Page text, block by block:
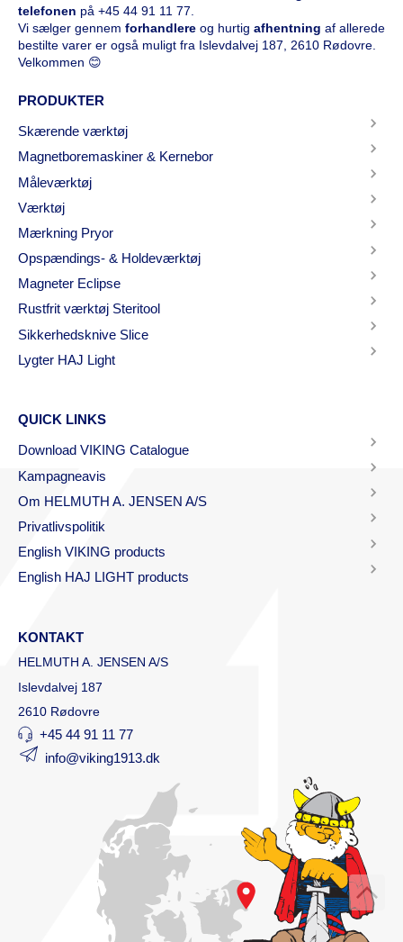
telefonen på +45 44 91 11 77
Vi sælger gennem forhandlere og hurtig afhentning af allerede
bestilte varer er også muligt fra Islevdalvej 187, 2610 Rødovre.
Velkommen 😊
PRODUKTER
Skærende værktøj
Magnetboremaskiner & Kernebor
Måleværktøj
Værktøj
Mærkning Pryor
Opspændings- & Holdeværktøj
Magneter Eclipse
Rustfrit værktøj Steritool
Sikkerhedsknive Slice
Lygter HAJ Light
QUICK LINKS
Download VIKING Catalogue
Kampagneavis
Om HELMUTH A. JENSEN A/S
Privatlivspolitik
English VIKING products
English HAJ LIGHT products
KONTAKT
HELMUTH A. JENSEN A/S
Islevdalvej 187
2610 Rødovre
+45 44 91 11 77
info@viking1913.dk